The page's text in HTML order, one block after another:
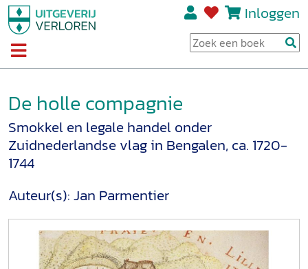
Inloggen
De holle compagnie
Smokkel en legale handel onder
Zuidnederlandse vlag in Bengalen, ca. 1720-
1744
Auteur(s):Jan Parmentier